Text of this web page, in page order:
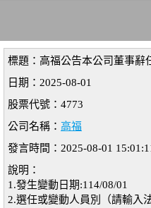
標題：高福公告本公司董事辭
日期：2025-08-01
股票代號：4773
公司名稱： 高福
發言時間：2025-08-01
說明：
1.發生變動日期:114/08/01
2.選任或變動人員別（請輸入